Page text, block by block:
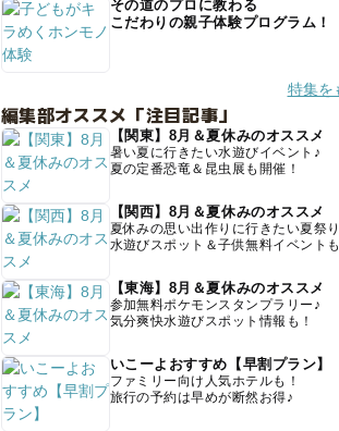
その道のプロに教わる
こだわりの親子体験プログラム！
特集を
編集部オススメ「注目記事」
【関東】8月＆夏休みのオススメ
暑い夏に行きたい水遊びイベント♪
夏の定番恐竜＆昆虫展も開催！
【関西】8月＆夏休みのオススメ
夏休みの思い出作りに行きたい夏祭り
水遊びスポット＆子供無料イベントも
【東海】8月＆夏休みのオススメ
参加無料ポケモンスタンプラリー♪
気分爽快水遊びスポット情報も！
いこーよおすすめ【早割プラン】
ファミリー向け人気ホテルも！
旅行の予約は早めが断然お得♪